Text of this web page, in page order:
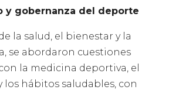
y gobernanza del deporte
la salud, el bienestar y la
se abordaron cuestiones
la medicina deportiva, el
hábitos saludables, con